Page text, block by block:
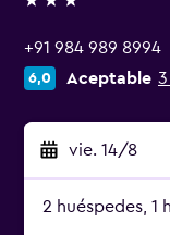
3 estrellas
+91 984 989 8994
6,0 Aceptable
vie. 14/8
2 huéspedes, 1